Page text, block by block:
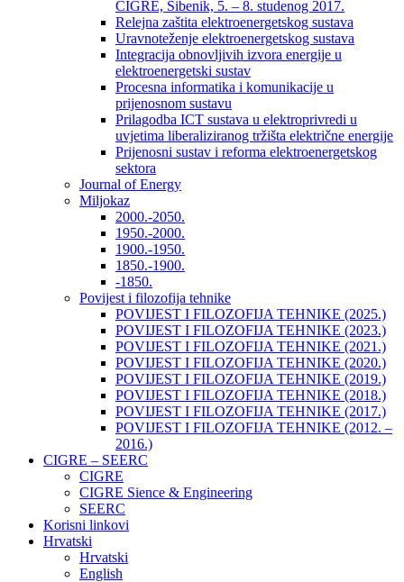
CIGRÉ, Šibenik, 5. – 8. studenog 2017.
Relejna zaštita elektroenergetskog sustava
Uravnoteženje elektroenergetskog sustava
Integracija obnovljivih izvora energije u
elektroenergetski sustav
Procesna informatika i komunikacije u
prijenosnom sustavu
Prilagodba ICT sustava u elektroprivredi u
uvjetima liberaliziranog tržišta električne energije
Prijenosni sustav i reforma elektroenergetskog
sektora
Journal of Energy
Miljokaz
2000.-2050.
1950.-2000.
1900.-1950.
1850.-1900.
-1850.
Povijest i filozofija tehnike
POVIJEST I FILOZOFIJA TEHNIKE (2025.)
POVIJEST I FILOZOFIJA TEHNIKE (2023.)
POVIJEST I FILOZOFIJA TEHNIKE (2021.)
POVIJEST I FILOZOFIJA TEHNIKE (2020.)
POVIJEST I FILOZOFIJA TEHNIKE (2019.)
POVIJEST I FILOZOFIJA TEHNIKE (2018.)
POVIJEST I FILOZOFIJA TEHNIKE (2017.)
POVIJEST I FILOZOFIJA TEHNIKE (2012. –
2016.)
CIGRE – SEERC
CIGRE
CIGRE Sience & Engineering
SEERC
Korisni linkovi
Hrvatski
Hrvatski
English